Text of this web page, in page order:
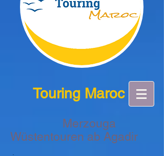
Touring Maroc
Merzouga
Wüstentouren ab Agadir